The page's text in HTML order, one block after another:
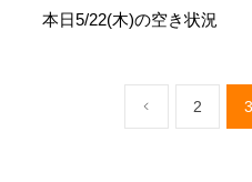
本日5/22(木)の空き状況
2 3